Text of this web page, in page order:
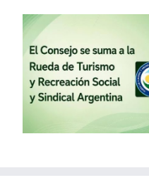
30 de julio –
contra la
Personas